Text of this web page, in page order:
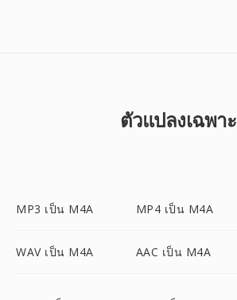
ตัวแปลงเฉพาะ
MP3 เป็น M4A MP4 เป็น M4A
WAV เป็น M4A AAC เป็น M4A